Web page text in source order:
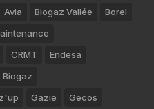
Avia Biogaz Vallée
Borel
CRMT
Endesa
Biogaz
Gazie
Gecos